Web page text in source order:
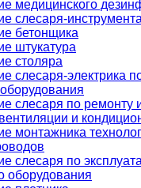
медицинского
слесаря-
бетонщика
штукатура
столяра
слесаря-электрика
слесаря по ремонту
и
монтажника
слесаря по
оборудования